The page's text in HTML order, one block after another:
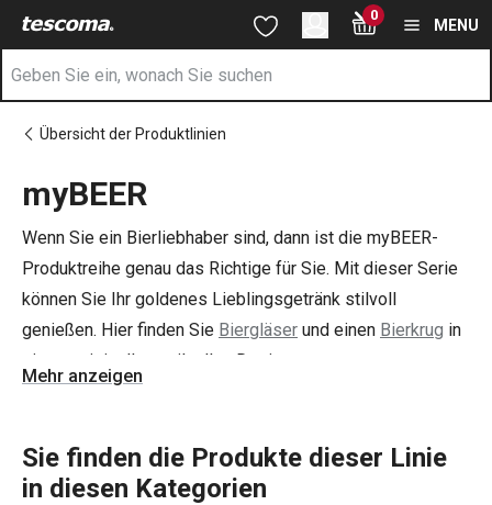
Sie befinden sich auf der myBEER Seite
Zum Hauptinhalt springen
Zur Suche springen
Zur Navigation springen 0
MENU
Übersicht der Produktlinien
myBEER
Wenn Sie ein Bierliebhaber sind, dann ist die myBEER-
Produktreihe genau das Richtige für Sie. Mit dieser Serie
können Sie Ihr goldenes Lieblingsgetränk stilvoll
genießen. Hier finden Sie Biergläser und einen Bierkrug in
einem originellen, stilvollen Design.
Mehr anzeigen
Sie finden die Produkte dieser Linie
in diesen Kategorien